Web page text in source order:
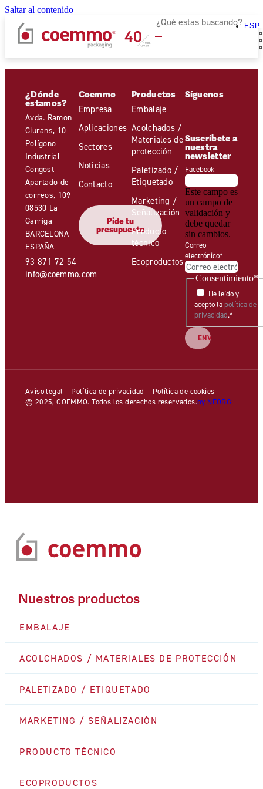
Saltar al contenido
ESP
¿Dónde
estamos?
Avda. Ramon
Ciurans, 10
Polígono
Industrial
Congost
Apartado de
correos, 109
08530 La
Garriga
BARCELONA
ESPAÑA
93 871 72 54
info@coemmo.com
Coemmo
Empresa
Aplicaciones
Sectores
Noticias
Contacto
Pide tu
presupuesto
Productos
Embalaje
Acolchados /
Materiales de
protección
Paletizado /
Etiquetado
Marketing /
Señalización
Producto
técnico
Ecoproductos
Síguenos
Suscríbete a
nuestra
newsletter
Facebook
Este campo es
un campo de
validación y
debe quedar
sin cambios.
Correo
electrónico*
Consentimiento*
He leído y
acepto la política de
privacidad.*
Aviso legal Política de privacidad
Política de cookies
© 2025, COEMMO. Todos los derechos reservados.by NEORG
Nuestros productos
EMBALAJE
ACOLCHADOS / MATERIALES DE PROTECCIÓN
PALETIZADO / ETIQUETADO
MARKETING / SEÑALIZACIÓN
PRODUCTO TÉCNICO
ECOPRODUCTOS